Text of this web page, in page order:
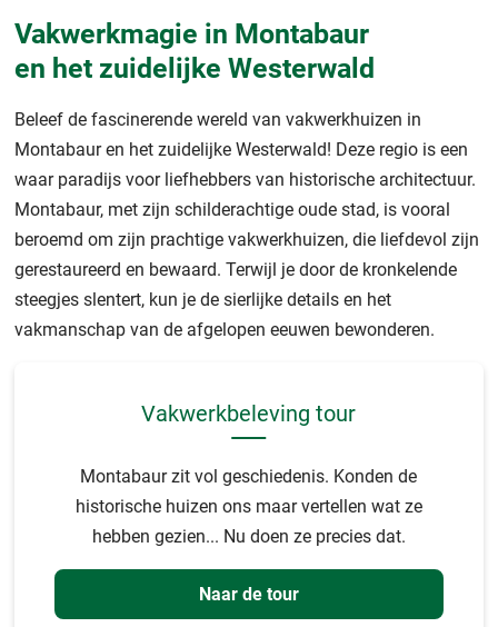
Vakwerkmagie in Montabaur
en het zuidelijke Westerwald
Beleef de fascinerende wereld van vakwerkhuizen in
Montabaur en het zuidelijke Westerwald! Deze regio is een
waar paradijs voor liefhebbers van historische architectuur.
Montabaur, met zijn schilderachtige oude stad, is vooral
beroemd om zijn prachtige vakwerkhuizen, die liefdevol zijn
gerestaureerd en bewaard. Terwijl je door de kronkelende
steegjes slentert, kun je de sierlijke details en het
vakmanschap van de afgelopen eeuwen bewonderen.
Vakwerkbeleving tour
Montabaur zit vol geschiedenis. Konden de
historische huizen ons maar vertellen wat ze
hebben gezien... Nu doen ze precies dat.
Naar de tour